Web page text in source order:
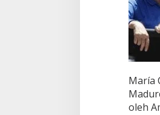
María
oleh